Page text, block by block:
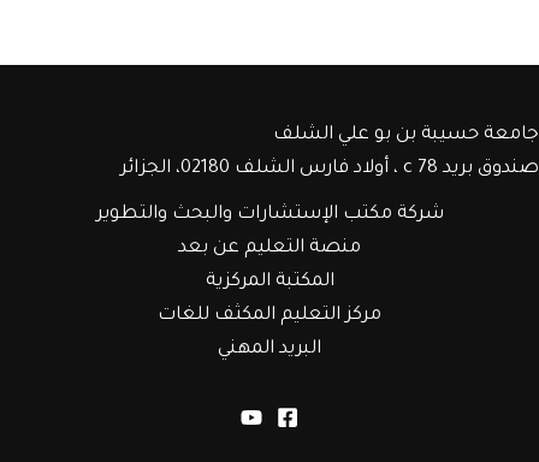
جامعة حسيبة بن بو علي الشلف
صندوق بريد c 78 ، أولاد فارس الشلف 02180، الجزائر
شركة مكتب الإستشارات والبحث والتطوير
منصة التعليم عن بعد
المكتبة المركزية
مركز التعليم المكثف للغات
البريد المهني